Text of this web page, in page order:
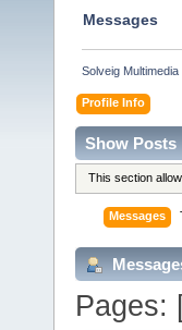
Messages
Solveig
Profile Info
Show Posts
This section
Messages
Pages: